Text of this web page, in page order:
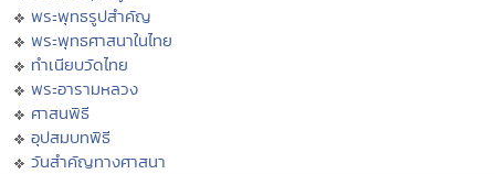
พระพุทธรูปสำคัญ
พระพุทธศาสนาในไทย
ทำเนียบวัดไทย
พระอารามหลวง
ศาสนพิธี
อุปสมบทพิธี
วันสำคัญทางศาสนา